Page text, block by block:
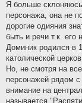
Я больше
персонажа, она не
дорогие одияния
быть и речи т.к. его
Доминик родился в
католической
Но, не смотря на
персонажей рядом
внимание на
называется